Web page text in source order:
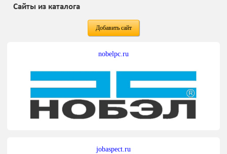
Сайты из каталога
Добавить сайт
nobelpc.ru
jobaspect.ru